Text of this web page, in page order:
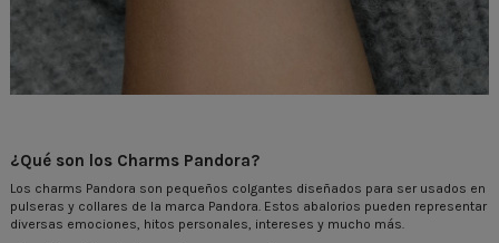
¿Qué son los Charms Pandora?
Los charms Pandora son pequeños colgantes diseñados para ser usados en
pulseras y collares de la marca Pandora. Estos abalorios pueden representar
diversas emociones, hitos personales, intereses y mucho más.